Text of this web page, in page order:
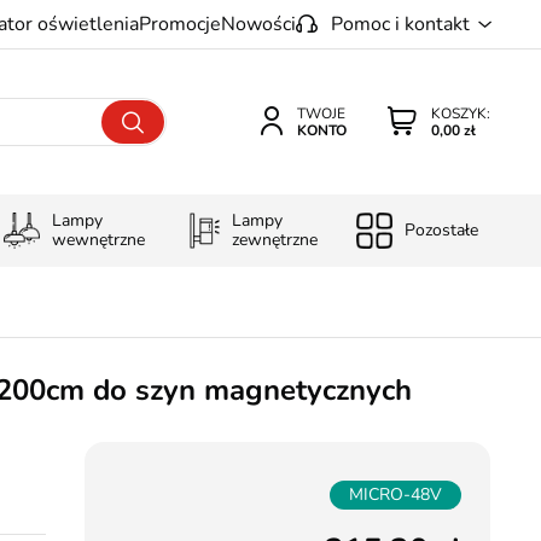
oświetleniaPromocjeNowości Pomoc i kontakt
KOSZYK:
0,00 zł
TWOJE
KONTO
Lampy
wewnętrzne
Lampy
zewnętrzne
Pozostałe
do szyn magnetycznych
MICRO-48V